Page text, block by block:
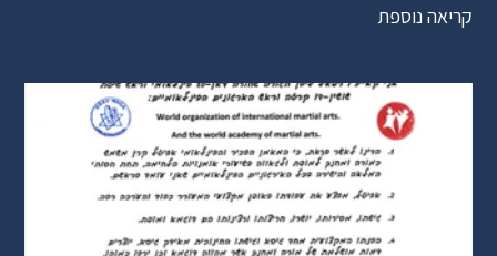
קריאה נוספת